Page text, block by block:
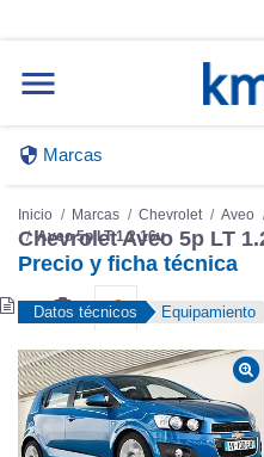
Marcas
Inicio Marcas Chevrolet Aveo
Aveo 5p LT 1.2 16v
Chevrolet Aveo 5p LT
Precio y ficha técnica
Datos técnicos Equipamiento